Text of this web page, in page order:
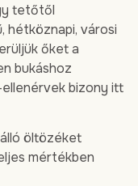
tetőtől
hétköznapi, városi
őket a
bukáshoz
bizony itt
öltözéket
mértékben